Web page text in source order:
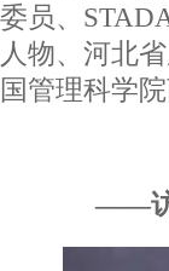
委员、
人物、河北
国管理科学
——访